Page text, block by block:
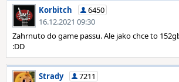
Korbitch
6450
16.12.2021 09:30
Zahrnuto do game passu. Ale jako chce to
:DD
Strady
7211